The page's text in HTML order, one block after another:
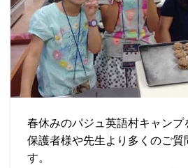
春休みのパジュ英語村キャンプ
保護者様や先生より多くのご質
す。